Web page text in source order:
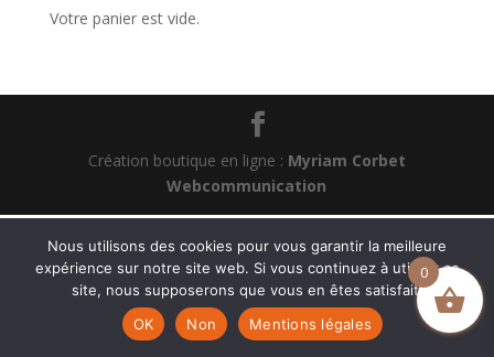
Votre panier est vide.
Création boutique en ligne : Myriam Corbet
Webcommunication
0
Nous utilisons des cookies pour vous garantir la meilleure
expérience sur notre site web. Si vous continuez à utiliser ce
site, nous supposerons que vous en êtes satisfait.
OK
Non Mentions légales